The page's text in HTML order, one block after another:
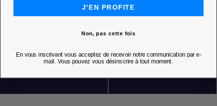
NOS BOUTIQUES
J'EN PROFITE
Non, pas cette fois
En vous inscrivant vous acceptez de recevoir notre communication par e-
mail. Vous pouvez vous désinscrire à tout moment.